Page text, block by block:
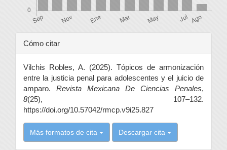
Detalles
del
artículo
Cómo citar
Vilchis Robles, A. (2025). Tópicos de armonización
entre la justicia penal para adolescentes y el juicio de
amparo. Revista Mexicana De Ciencias Penales,
8(25), 107–132.
https://doi.org/10.57042/rmcp.v9i25.827
Más formatos de cita Descargar cita